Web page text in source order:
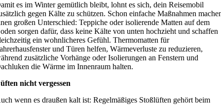
es im Winter gemütlich bleibt, lohnt es sich, dein Reisemobil
gegen Kälte zu schützen. Schon einfache Maßnahmen
großen Unterschied: Teppiche oder isolierende Matten auf dem
sorgen dafür, dass keine Kälte von unten hochzieht und schaffen
ein wohnlicheres Gefühl. Thermomatten für
und Türen helfen, Wärmeverluste zu reduzieren,
zusätzliche Vorhänge oder Isolierungen an Fenstern und
die Wärme im Innenraum halten.
nicht vergessen
wenn es draußen kalt ist: Regelmäßiges Stoßlüften gehört beim